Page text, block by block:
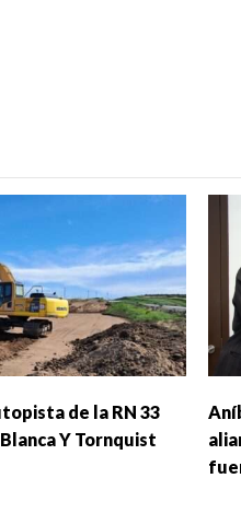
de la RN 33
Y Tornquist